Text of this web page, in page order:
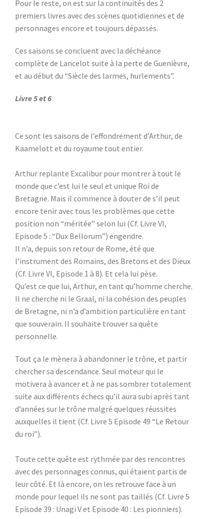
Pour le reste, on est sur la continuités des 2
premiers livres avec des scènes quotidiennes et de
personnages encore et toujours dépassés.
Ces saisons se concluent avec la déchéance
complète de Lancelot suite à la perte de Guenièvre,
et au début du “Siècle des larmes, hurlements”.
Livre 5 et 6
Ce sont les saisons de l’effondrement d’Arthur, de
Kaamelott et du royaume tout entier.
Arthur replante Excalibur pour montrer à tout le
monde que c’est lui le seul et unique Roi de
Bretagne. Mais il commence à douter de s’il peut
encore tenir avec tous les problèmes que cette
position non “méritée” selon lui (Cf. Livre VI,
Episode 5 : “Dux Bellorum”) engendre.
Il n’a, depuis son retour de Rome, été que
l’instrument des Romains, des Bretons et des Dieux
(Cf. Livre VI, Episode 1 à 8). Et cela lui pèse.
Qu’est ce que lui, Arthur, en tant qu’homme cherche.
Il ne cherche ni le Graal, ni la cohésion des peuples
de Bretagne, ni n’a d’ambition particulière en tant
que souverain. Il souhaite trouver sa quête
personnelle.
Tout ça le mènera à abandonner le trône, et partir
chercher sa descendance. Seul moteur qui le
motivera à avancer et à ne pas sombrer totalement
suite aux différents échecs qu’il aura subi après tant
d’années sur le trône malgré quelques réussites
auxquelles il tient (Cf. Livre 5 Episode 49 “Le Retour
du roi”).
Toute cette quête est rythmée par des rencontres
avec des personnages connus, qui étaient partis de
leur côté. Et là encore, on les retrouve face à un
monde pour lequel ils ne sont pas taillés (Cf. Livre 5
Episode 39 : Unagi V et Episode 40 : Les pionniers).